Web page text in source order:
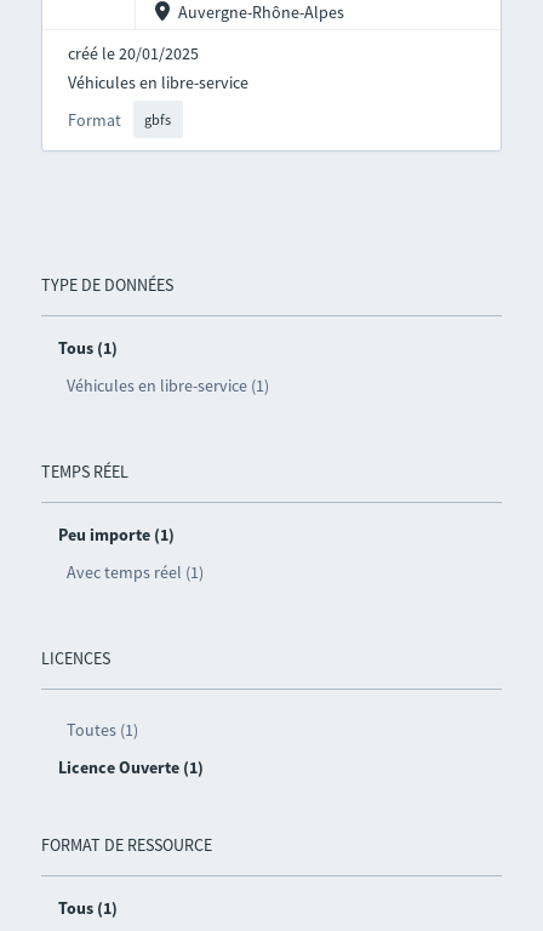
TYPE DE DONNÉES
Tous (1)
Véhicules en libre-service (1)
TEMPS RÉEL
Peu importe (1)
Avec temps réel (1)
LICENCES
Toutes (1)
Licence Ouverte (1)
FORMAT DE RESSOURCE
Tous (1)
Auvergne-Rhône-Alpes
créé le 20/01/2025
Format gbfs
Véhicules en libre-service